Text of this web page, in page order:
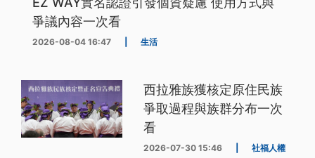
爭議內容一次看
2026-08-04 16:47 生活
西拉雅族獲核定原住民族
爭取過程與族群分布一次
看
2026-07-30 15:46 社福人權